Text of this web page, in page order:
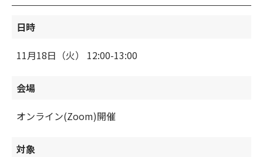
日時
11月18日（火） 12:00-13:00
会場
オンライン(Zoom)開催
対象